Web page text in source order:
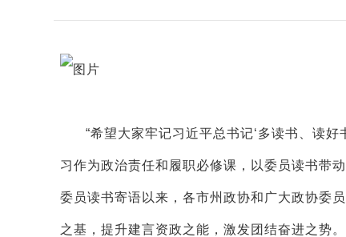
“希望大家牢记习近平总书记‘多读书、读
习作为政治责任和履职必修课，以委员读书带
委员读书寄语以来，各市州政协和广大政协委
之基，提升建言资政之能，激发团结奋进之势。